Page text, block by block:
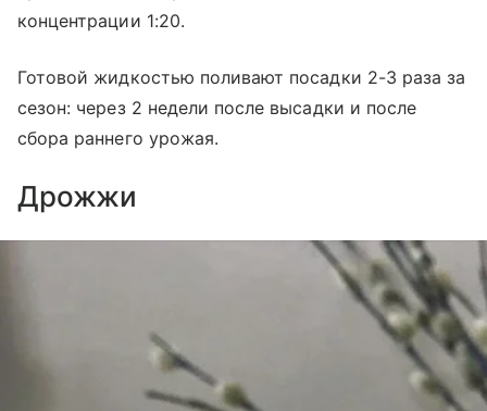
концентрации 1:20.
Готовой жидкостью поливают посадки 2-3 раза за
сезон: через 2 недели после высадки и после
сбора раннего урожая.
Дрожжи